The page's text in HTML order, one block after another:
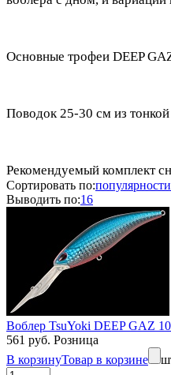
Основные трофеи DEEP
Поводок 25-30 см из
Рекомендуемый комплект
Сортировать по:популярности
Выводить по:16
Воблер TsuYoki DEEP GAZ
561 руб. Розница
В корзинуТовар в корзине